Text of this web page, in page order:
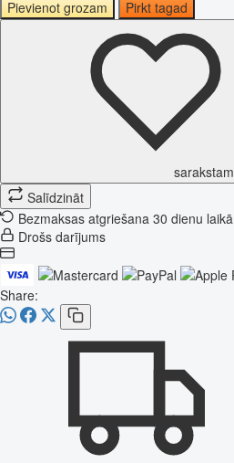
Pievienot grozam
Pirkt tagad
sarakstam
Salīdzināt
Bezmaksas atgriešana 30 dienu laikā
Drošs darījums
Share: